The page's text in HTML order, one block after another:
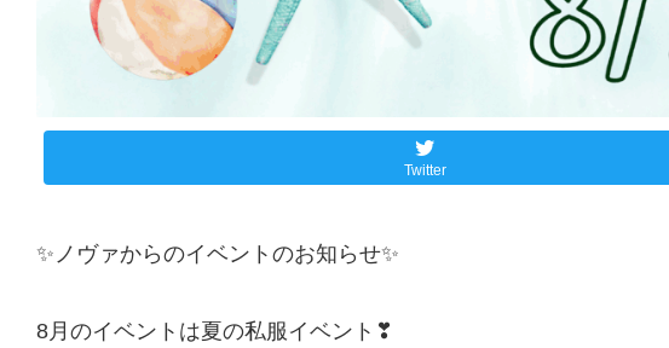
Twitter
✨ノヴァからのイベントのお知らせ✨
8月のイベントは夏の私服イベント❣